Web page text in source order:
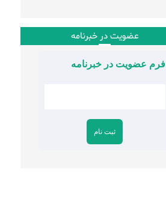
عضویت در خبرنامه
فرم عضویت در خبرنامه